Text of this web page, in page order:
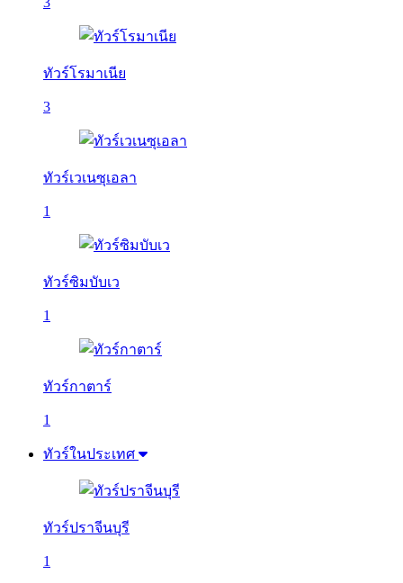
ทัวร์โรมาเนีย
3
ทัวร์เวเนซุเอลา
1
ทัวร์ซิมบับเว
1
ทัวร์กาตาร์
1
ทัวร์ในประเทศ
ทัวร์ปราจีนบุรี
1